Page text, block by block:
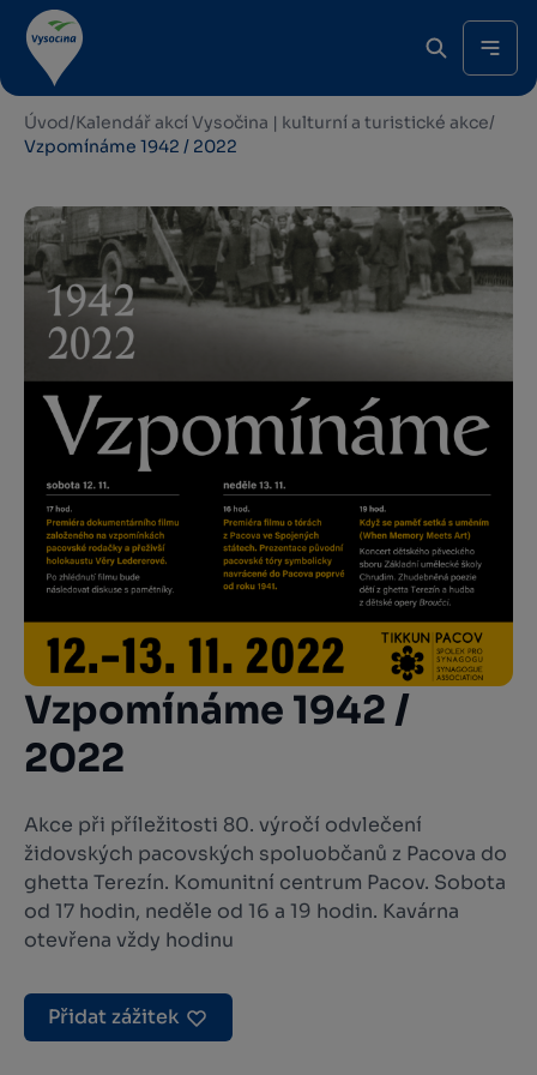
Úvod/Kalendář akcí Vysočina | kulturní a turistické akce/
Vzpomínáme 1942 / 2022
Vzpomínáme 1942 /
2022
Akce při příležitosti 80. výročí odvlečení
židovských pacovských spoluobčanů z Pacova do
ghetta Terezín. Komunitní centrum Pacov. Sobota
od 17 hodin, neděle od 16 a 19 hodin. Kavárna
otevřena vždy hodinu
Přidat zážitek